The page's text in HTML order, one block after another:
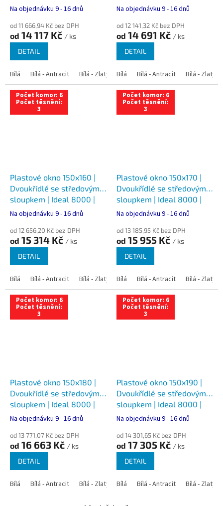
Trojsklo
Na objednávku 9 - 16 dnů
od 11 666,94 Kč bez DPH
od 14 117 Kč / ks
DETAIL
Bílá Bílá - Antracit Bílá - Zlatý dub Bílá - Tmavý dub Bílá -
Trojsklo
Na objednávku 9 - 16 dnů
od 12 141,32 Kč bez DPH
od 14 691 Kč / ks
DETAIL
Bílá Bílá - Antracit Bílá - Zlatý
Počet komor: 6
Počet těsnění:
3
Plastové okno 150x160 |
Dvoukřídlé se středovým
sloupkem | Ideal 8000 |
Trojsklo
Na objednávku 9 - 16 dnů
od 12 656,20 Kč bez DPH
od 15 314 Kč / ks
DETAIL
Bílá Bílá - Antracit Bílá - Zlatý dub Bílá - Tmavý dub Bílá -
Počet komor: 6
Počet těsnění:
3
Plastové okno 150x170 |
Dvoukřídlé se středovým
sloupkem | Ideal 8000 |
Trojsklo
Na objednávku 9 - 16 dnů
od 13 185,95 Kč bez DPH
od 15 955 Kč / ks
DETAIL
Bílá Bílá - Antracit Bílá - Zlatý
Počet komor: 6
Počet těsnění:
3
Plastové okno 150x180 |
Dvoukřídlé se středovým
sloupkem | Ideal 8000 |
Trojsklo
Na objednávku 9 - 16 dnů
od 13 771,07 Kč bez DPH
od 16 663 Kč / ks
DETAIL
Bílá Bílá - Antracit Bílá - Zlatý dub Bílá - Tmavý dub Bílá -
Počet komor: 6
Počet těsnění:
3
Plastové okno 150x190 |
Dvoukřídlé se středovým
sloupkem | Ideal 8000 |
Trojsklo
Na objednávku 9 - 16 dnů
od 14 301,65 Kč bez DPH
od 17 305 Kč / ks
DETAIL
Bílá Bílá - Antracit Bílá - Zlatý